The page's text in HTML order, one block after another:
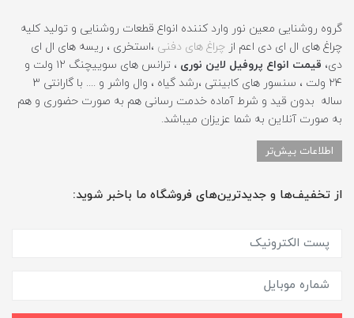
گروه روشنایی معین نور وارد کننده انواع قطعات روشنایی و تولید کلیه
چراغ های ال ای دی اعم از چراغ های دفنی ،استخری ، ریسه های ال ای
دی، قیمت انواع پروفیل لاین نوری
، ترانس های سوییچنگ ۱۲ ولت و
۲۴ ولت ، سنسور های کابینتی ،رشد گیاه ، وال واشر و .... با گارانتی ۳
ساله بدون قید و شرط آماده خدمت رسانی هم به صورت حضوری و هم
به صورت آنلاین به شما عزیزان میباشد.
اطلاعات بیش‌تر
از تخفیف‌ها و جدیدترین‌های فروشگاه ما باخبر شوید: